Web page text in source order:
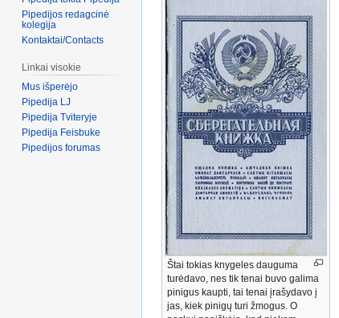
Štai tokias knygeles dauguma
turėdavo, nes tik tenai buvo galima
pinigus kaupti, tai tenai įrašydavo į
jas, kiek pinigų turi žmogus. O
Pipedijos redagcinė
kolegija
Kontaktai/Contacts
Linkai visokie
Mus išperėjo
Pipedija LJ
Pipedija Tviteryje
Pipedija Feisbuke
Pipedijos forumas